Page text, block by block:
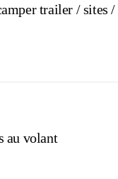
au volant